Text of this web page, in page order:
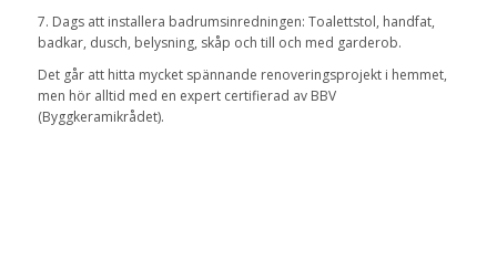
7. Dags att installera badrumsinredningen: Toalettstol, handfat,
badkar, dusch, belysning, skåp och till och med garderob.
Det går att hitta mycket spännande renoveringsprojekt i hemmet,
men hör alltid med en expert certifierad av BBV
(Byggkeramikrådet).